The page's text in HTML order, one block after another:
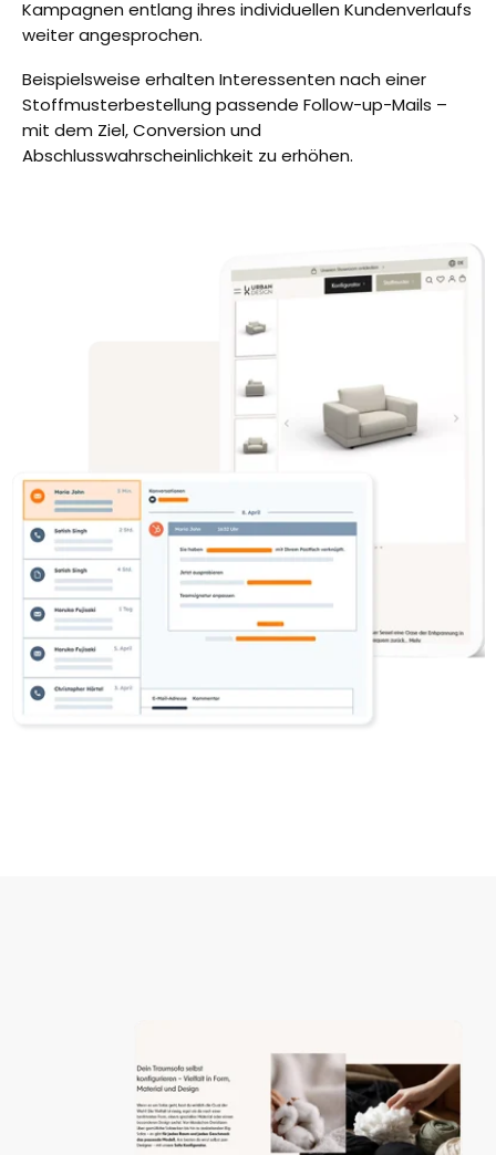
Kampagnen entlang ihres individuellen Kundenverlaufs
weiter angesprochen.
Beispielsweise erhalten Interessenten nach einer
Stoffmusterbestellung passende Follow-up-Mails –
mit dem Ziel, Conversion und
Abschlusswahrscheinlichkeit zu erhöhen.